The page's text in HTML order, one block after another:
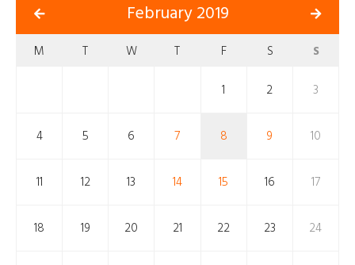
February 2019
M T W T F S S
1 2 3
4 5 6 7 8 9 10
11 12 13 14 15 16 17
18 19 20 21 22 23 24